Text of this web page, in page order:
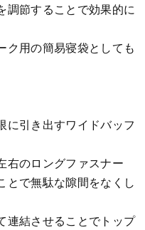
調節することで効果的に
ク用の簡易寝袋としても
に引き出すワイドバッフ
右のロングファスナー
とで無駄な隙間をなくし
連結させることでトップ